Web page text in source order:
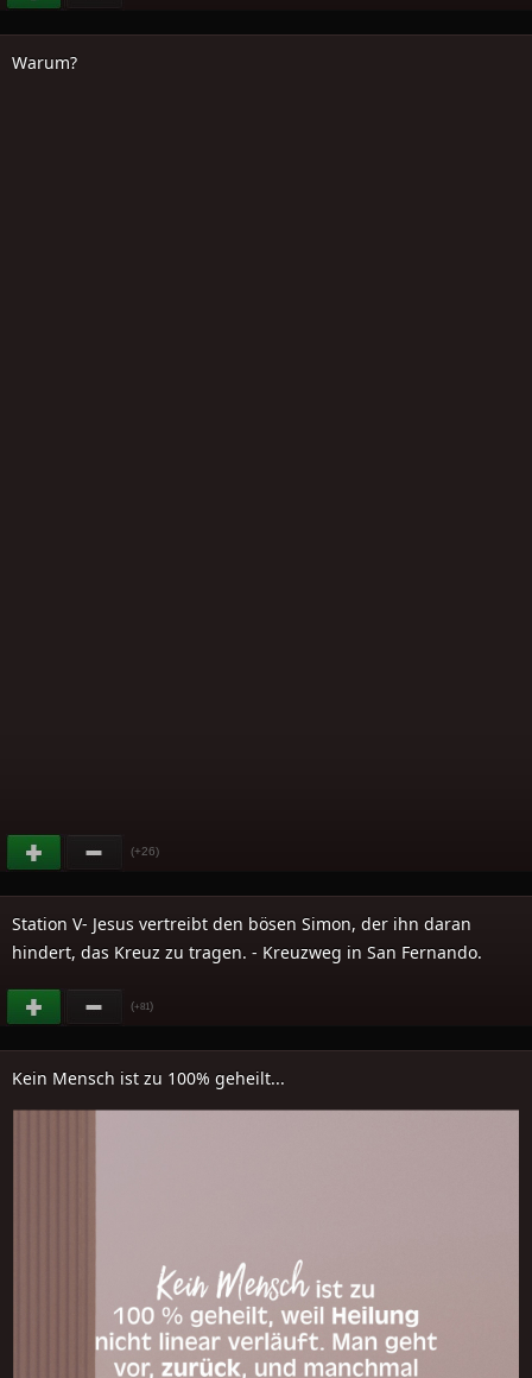
Warum?
(+26)
Station V- Jesus vertreibt den bösen Simon, der ihn daran
hindert, das Kreuz zu tragen. - Kreuzweg in San Fernando.
(+81)
Kein Mensch ist zu 100% geheilt...